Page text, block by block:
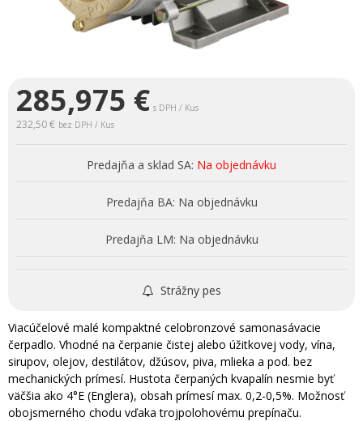
285,975 € s DPH / Kus
232,50 € bez DPH / Kus
Predajňa a sklad SA: Na objednávku
Predajňa BA: Na objednávku
Predajňa LM: Na objednávku
Strážny pes
Viacúčelové malé kompaktné celobronzové samonasávacie
čerpadlo. Vhodné na čerpanie čistej alebo úžitkovej vody, vína,
sirupov, olejov, destilátov, džúsov, piva, mlieka a pod. bez
mechanických prímesí. Hustota čerpaných kvapalín nesmie byť
väčšia ako 4°E (Englera), obsah prímesí max. 0,2-0,5%. Možnosť
obojsmerného chodu vďaka trojpolohovému prepínaču.